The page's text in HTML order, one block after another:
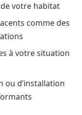
votre habitat
comme des
à votre situation
ou d’installation